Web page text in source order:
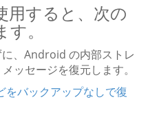
用すると、次の
。
、Android の内部ストレ
ッセージを復元します。
をバックアップなしで復